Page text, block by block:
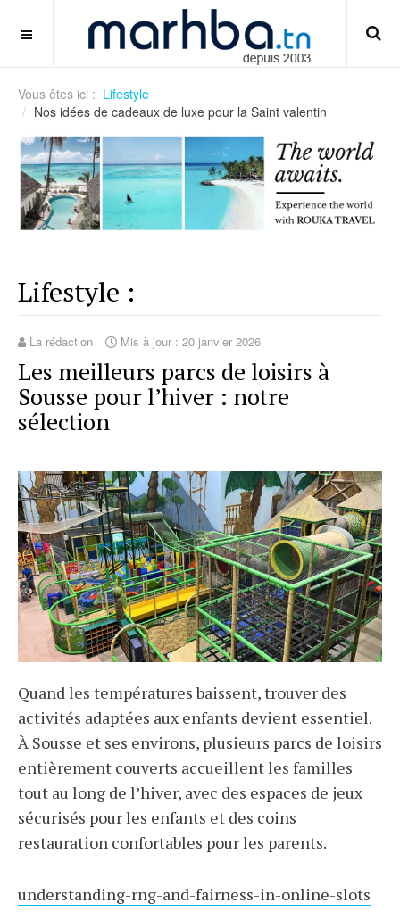
asian-handicap-vs-european-handicap-guide
OFF CANVAS
Vous êtes ici : Lifestyle
Nos idées de cadeaux de luxe pour la Saint valentin
Lifestyle :
La rédaction Mis à jour : 20 janvier 2026
Les meilleurs parcs de loisirs à
Sousse pour l’hiver : notre
sélection
Quand les températures baissent, trouver des
activités adaptées aux enfants devient essentiel.
À Sousse et ses environs, plusieurs parcs de loisirs
entièrement couverts accueillent les familles
tout au long de l’hiver, avec des espaces de jeux
sécurisés pour les enfants et des coins
restauration confortables pour les parents.
understanding-rng-and-fairness-in-online-slots